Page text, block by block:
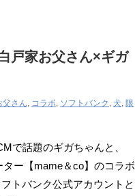
戸家お父さん×ギガ
父さん, コラボ, ソフトバンク , 犬, 限
で話題のギガちゃんと、
ー【mame＆co】のコラボ
トバンク公式アカウントと